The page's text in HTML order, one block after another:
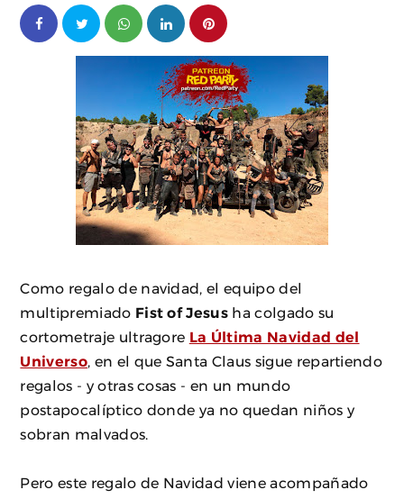
Como regalo de navidad, el equipo del
multipremiado Fist of Jesus ha colgado su
cortometraje ultragore La Última Navidad del
Universo, en el que Santa Claus sigue repartiendo
regalos - y otras cosas - en un mundo
postapocalíptico donde ya no quedan niños y
sobran malvados.
Pero este regalo de Navidad viene acompañado